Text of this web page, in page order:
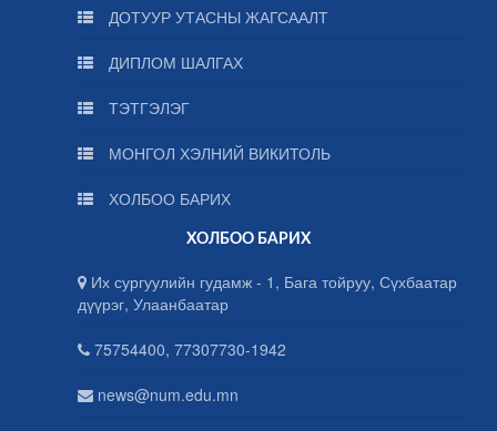
ДОТУУР УТАСНЫ ЖАГСААЛТ
ДИПЛОМ ШАЛГАХ
ТЭТГЭЛЭГ
МОНГОЛ ХЭЛНИЙ ВИКИТОЛЬ
ХОЛБОО БАРИХ
ХОЛБОО БАРИХ
Их сургуулийн гудамж - 1, Бага тойруу, Сүхбаатар
дүүрэг, Улаанбаатар
75754400, 77307730-1942
news@num.edu.mn